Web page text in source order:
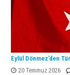
Eylül Dönmez’den
20 Temmuz 2026